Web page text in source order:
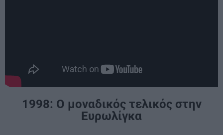
1998: Ο μοναδικός τελικός στην
Ευρωλίγκα